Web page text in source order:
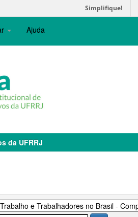
Simplifique!
Ajuda
da UFRRJ